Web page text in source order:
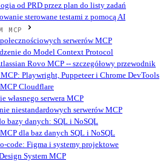
od PRD przez plan do listy zadań
sterowane testami z pomocą AI
MCP
serwerów MCP
do Model Context Protocol
Rovo MCP -- szczegółowy przewodnik
Playwright, Puppeteer i Chrome DevTools
Cloudflare
własnego serwera MCP
niestandardowych serwerów MCP
bazy danych: SQL i NoSQL
dla baz danych SQL i NoSQL
code: Figma i systemy projektowe
System MCP